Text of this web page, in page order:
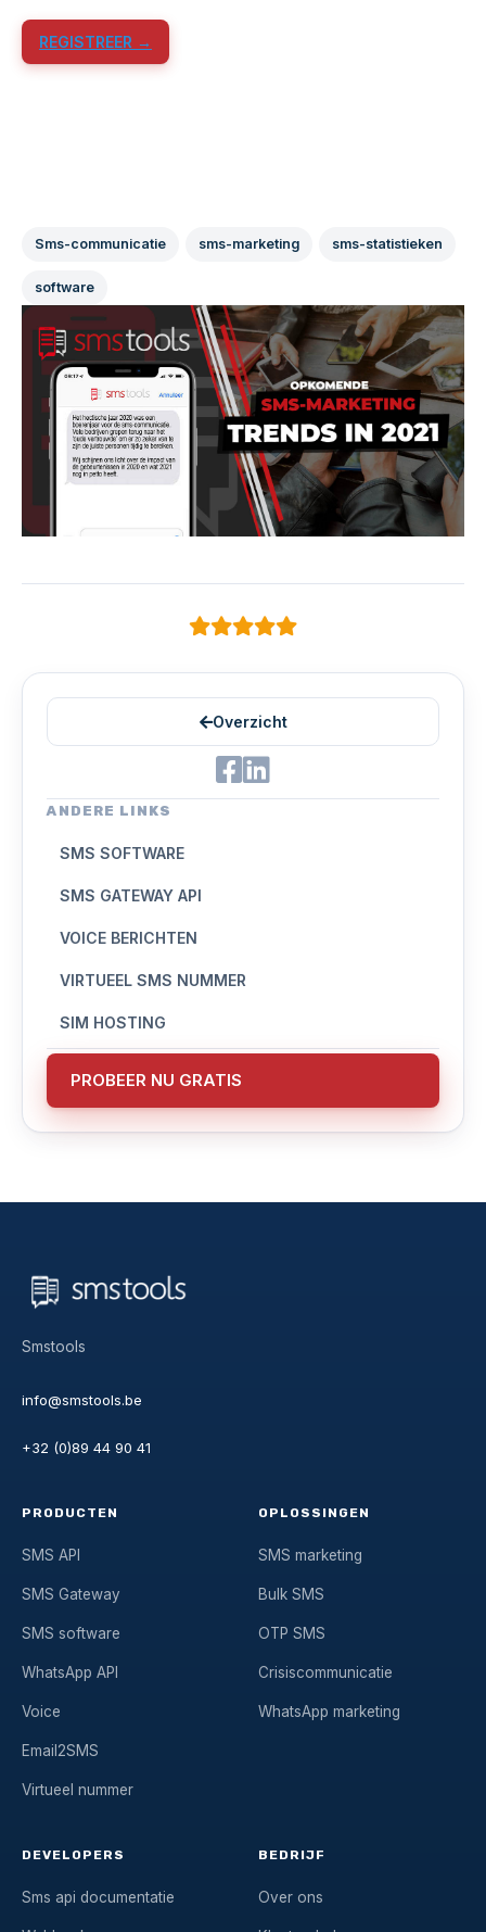
REGISTREER →
Sms-communicatie sms-marketing sms-statistieken
software
Overzicht
ANDERE LINKS
SMS SOFTWARE
SMS GATEWAY API
VOICE BERICHTEN
VIRTUEEL SMS NUMMER
SIM HOSTING
PROBEER NU GRATIS
Smstools
info@smstools.be
+32 (0)89 44 90 41
PRODUCTEN
SMS API
SMS Gateway
SMS software
WhatsApp API
Voice
Email2SMS
Virtueel nummer
OPLOSSINGEN
SMS marketing
Bulk SMS
OTP SMS
Crisiscommunicatie
WhatsApp marketing
DEVELOPERS
Sms api documentatie
BEDRIJF
Over ons